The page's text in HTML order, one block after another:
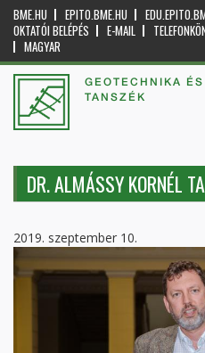
BME.HU EPITO.BME.HU
OKTATÓI BELÉPÉS
E-MAIL
MAGYAR
GEOTECHNIKA
TANSZÉK
DR. ALMÁSSY KORNÉL
2019. szeptember 10.